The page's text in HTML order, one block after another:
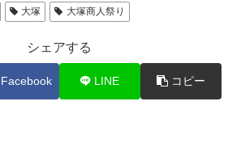
大塚 大塚商人祭り
シェアする
Facebook LINE コピー